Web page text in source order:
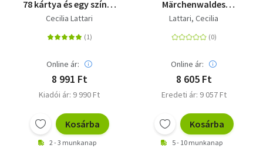
78 kártya és egy színes
könyv
Cecilia Lattari
Online ár:
8 991 Ft
Kiadói ár: 9 990 Ft
Kosárba
2 - 3 munkanap
Märchenwaldes
(VIVIDA) - Tarotkarten,
Zauberpflanzen; Set
Karten
Lattari, Cecilia
Online ár:
8 605 Ft
Eredeti ár: 9 057 Ft
Kosárba
5 - 10 munkanap